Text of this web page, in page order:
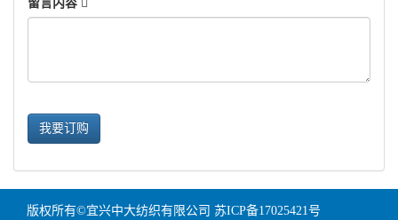
留言内容
我要订购
版权所有©宜兴中大纺织有限公司 苏ICP备17025421号